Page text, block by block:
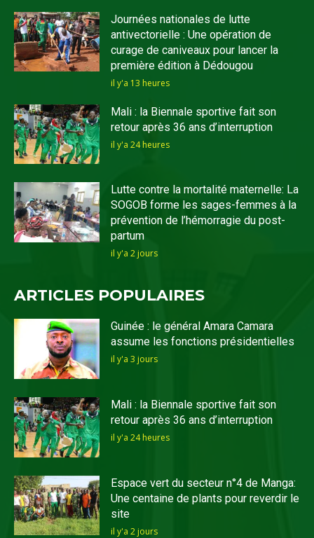
Journées nationales de lutte
antivectorielle : Une opération de
curage de caniveaux pour lancer la
première édition à Dédougou
il y'a 13 heures
Mali : la Biennale sportive fait son
retour après 36 ans d’interruption
il y'a 24 heures
Lutte contre la mortalité maternelle: La
SOGOB forme les sages-femmes à la
prévention de l’hémorragie du post-
partum
il y'a 2 jours
ARTICLES POPULAIRES
Guinée : le général Amara Camara
assume les fonctions présidentielles
il y'a 3 jours
Mali : la Biennale sportive fait son
retour après 36 ans d’interruption
il y'a 24 heures
Espace vert du secteur n°4 de Manga:
Une centaine de plants pour reverdir le
site
il y'a 2 jours